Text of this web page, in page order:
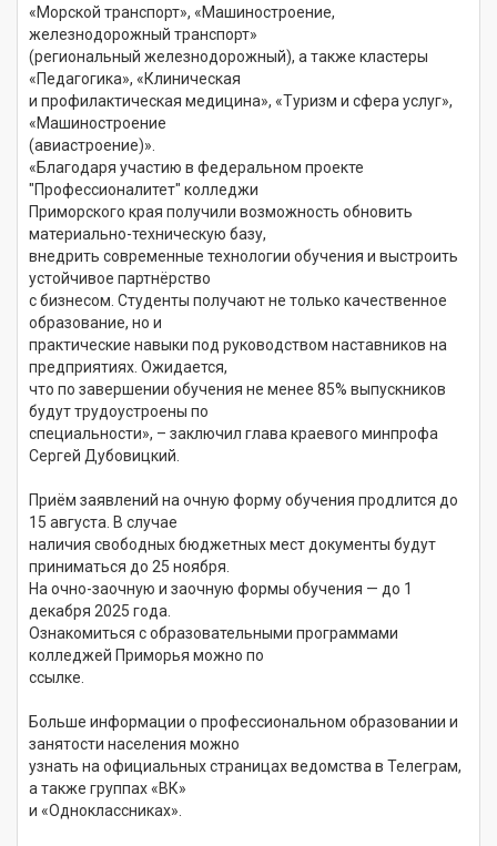
«Морской транспорт», «Машиностроение,
железнодорожный транспорт»
(региональный железнодорожный), а также кластеры
«Педагогика», «Клиническая
и профилактическая медицина», «Туризм и сфера услуг»,
«Машиностроение
(авиастроение)».
«Благодаря участию в федеральном проекте
"Профессионалитет" колледжи
Приморского края получили возможность обновить
материально-техническую базу,
внедрить современные технологии обучения и выстроить
устойчивое партнёрство
с бизнесом. Студенты получают не только качественное
образование, но и
практические навыки под руководством наставников на
предприятиях. Ожидается,
что по завершении обучения не менее 85% выпускников
будут трудоустроены по
специальности», – заключил глава краевого минпрофа
Сергей Дубовицкий.
Приём заявлений на очную форму обучения продлится до
15 августа. В случае
наличия свободных бюджетных мест документы будут
приниматься до 25 ноября.
На очно-заочную и заочную формы обучения — до 1
декабря 2025 года.
Ознакомиться с образовательными программами
колледжей Приморья можно по
ссылке.
Больше информации о профессиональном образовании и
занятости населения можно
узнать на официальных страницах ведомства в Телеграм,
а также группах «ВК»
и «Одноклассниках».